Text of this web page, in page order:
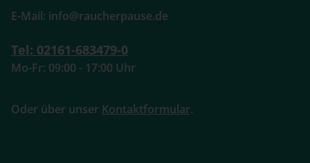
E-Mail: info@raucherpause.de
Tel: 02161-683479-0
Mo-Fr: 09:00 - 17:00 Uhr
Oder über unser Kontaktformular.